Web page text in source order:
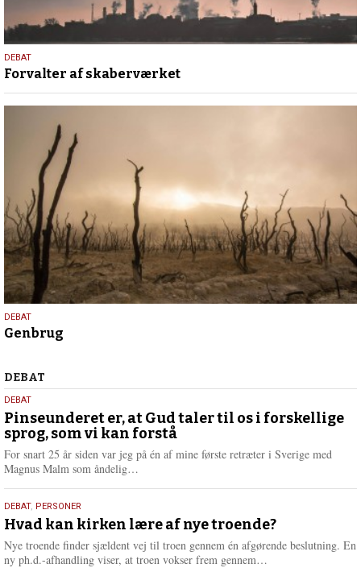
9.
februar
2023
DEBAT
Forvalter af skaberværket
12.
august
DEBAT
Genbrug
Debat
DEBAT
5.
august
2026
DEBAT
Pinseunderet er, at Gud taler til os i forskellige
sprog, som vi kan forstå
For snart 25 år siden var jeg på én af mine første retræter i Sverige med
Magnus Malm som åndelig…
e
r
e
25.
juli
2026
DEBAT, PERSONER
Hvad kan kirken lære af nye troende?
Nye troende finder sjældent vej til troen gennem én afgørende beslutning. En
ny ph.d.-afhandling viser, at troen vokser frem gennem…